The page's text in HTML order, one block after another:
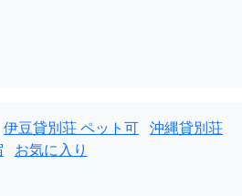
伊豆貸別荘 ペット可 沖縄貸別荘
お気に入り